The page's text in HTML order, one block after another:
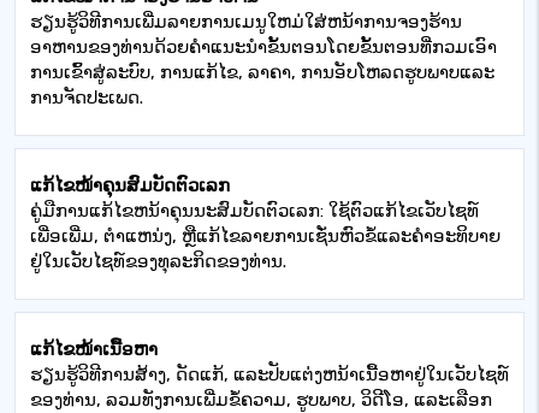
ຮຽນຮູ້ວິທີການເພີ່ມລາຍການເມນູໃຫມ່ໃສ່ຫນ້າການຈອງຮ້ານ
ອາຫານຂອງທ່ານດ້ວຍຄໍາແນະນໍາຂັ້ນຕອນໂດຍຂັ້ນຕອນທີ່ກວມເອົາ
ການເຂົ້າສູ່ລະບົບ, ການແກ້ໄຂ, ລາຄາ, ການອັບໂຫລດຮູບພາບແລະ
ການຈັດປະເພດ.
ແກ້ໄຂໜ້າຄຸນສົມບັດຕົວເລກ
ຄູ່ມືການແກ້ໄຂຫນ້າຄຸນນະສົມບັດຕົວເລກ: ໃຊ້ຕົວແກ້ໄຂເວັບໄຊທ໌
ເພື່ອເພີ່ມ, ຕໍາແຫນ່ງ, ຫຼືແກ້ໄຂລາຍການເຊັ່ນຫົວຂໍ້ແລະຄໍາອະທິບາຍ
ຢູ່ໃນເວັບໄຊທ໌ຂອງທຸລະກິດຂອງທ່ານ.
ແກ້ໄຂໜ້າເນື້ອຫາ
ຮຽນຮູ້ວິທີການສ້າງ, ດັດແກ້, ແລະປັບແຕ່ງຫນ້າເນື້ອຫາຢູ່ໃນເວັບໄຊທ໌
ຂອງທ່ານ, ລວມທັງການເພີ່ມຂໍ້ຄວາມ, ຮູບພາບ, ວິດີໂອ, ແລະເລືອກ